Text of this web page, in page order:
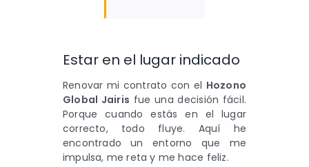
Estar en el lugar indicado
Renovar mi contrato con el Hozono
Global Jairis fue una decisión fácil.
Porque cuando estás en el lugar
correcto, todo fluye. Aquí he
encontrado un entorno que me
impulsa, me reta y me hace feliz.